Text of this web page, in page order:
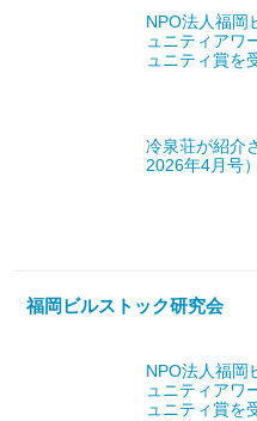
NPO法人福岡
ュニティアワ
ュニティ賞を
冷泉荘が紹介
2026年4月号）
福岡ビルストック研究会
NPO法人福岡
ュニティアワ
ュニティ賞を